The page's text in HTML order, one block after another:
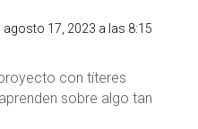
agosto 17, 2023 a las 8:15
con títeres
sobre algo tan